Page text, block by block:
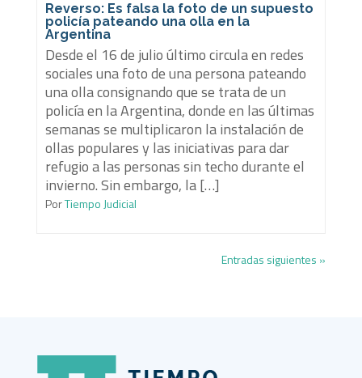
Reverso: Es falsa la foto de un supuesto
policía pateando una olla en la
Argentina
Desde el 16 de julio último circula en redes
sociales una foto de una persona pateando
una olla consignando que se trata de un
policía en la Argentina, donde en las últimas
semanas se multiplicaron la instalación de
ollas populares y las iniciativas para dar
refugio a las personas sin techo durante el
invierno. Sin embargo, la […]
PorTiempo Judicial
Entradas siguientes »